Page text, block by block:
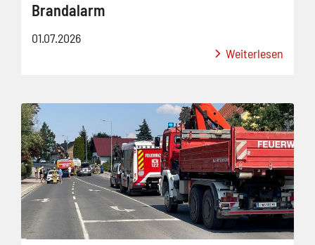
Brandalarm
01.07.2026
Weiterlesen